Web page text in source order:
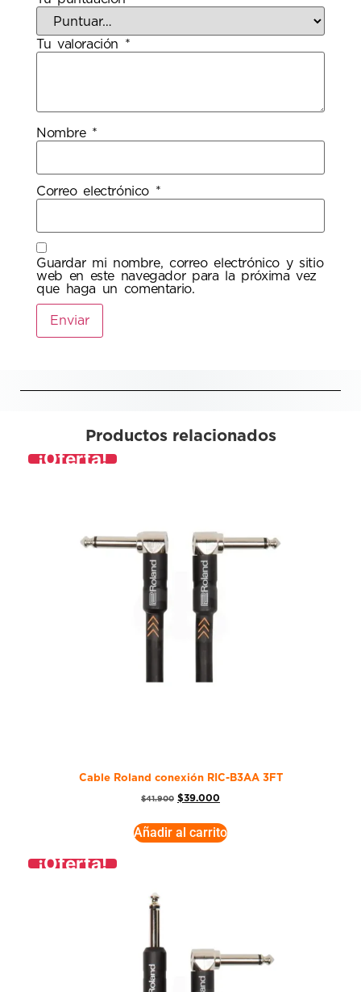
Tu valoración *
Nombre *
Correo electrónico *
Guardar mi nombre, correo electrónico y sitio
web en este navegador para la próxima vez
que haga un comentario.
Productos relacionados
¡Oferta!
Cable Roland conexión RIC-B3AA 3FT
$41.900 $39.000
Añadir al carrito
¡Oferta!